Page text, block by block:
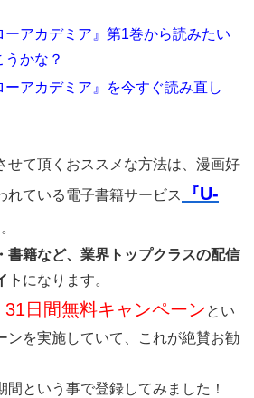
ーアカデミア』第1巻から読みたい
かな？
アカデミア』を今すぐ読み直し
せて頂くおススメな方法は、漫画好
れている電子書籍サービス
『U-
書籍など、業界トップクラスの配信
ト になります。
31日間無料キャンペーンとい
ンを実施していて、これが絶賛お勧
という事で登録してみました！